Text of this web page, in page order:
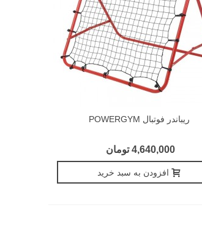
ریباندر فوتبال POWERGYM
4,640,000 تومان
افزودن به سبد خرید